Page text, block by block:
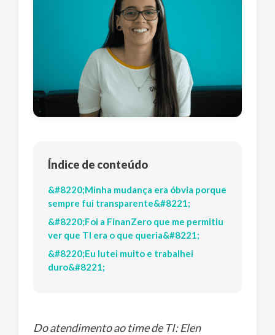
Índice de conteúdo
&#8220;Minha mudança era óbvia porque
sempre fui transparente&#8221;
&#8220;Foi a FinanZero que me permitiu
ver que TI era o que queria&#8221;
&#8220;Eu lutei muito e trabalhei
duro&#8221;
Do atendimento ao time de TI: Elen